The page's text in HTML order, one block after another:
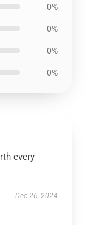
0%
0%
0%
0%
every
Dec 26, 2024